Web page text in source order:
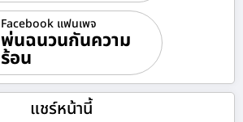
Facebook แฟนเพจ
พ่นฉนวนกันความ
ร้อน
แชร์หน้านี้